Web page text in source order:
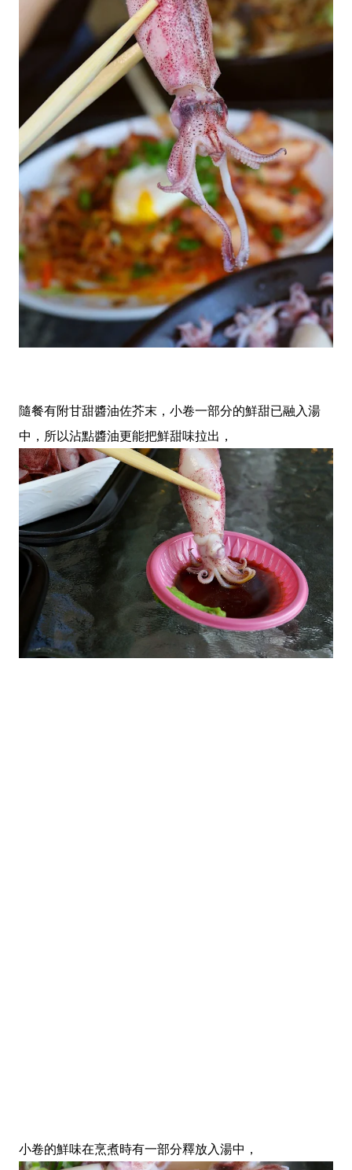
隨餐有附甘甜醬油佐芥末，小卷一部分的鮮甜已融入湯
中，所以沾點醬油更能把鮮甜味拉出，
小卷的鮮味在烹煮時有一部分釋放入湯中，